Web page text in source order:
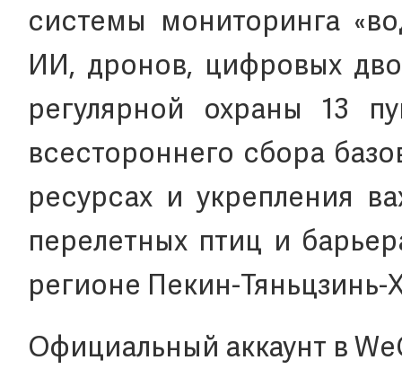
системы мониторинга
ИИ, дронов, цифровых
регулярной охраны 13
всестороннего сбора
ресурсах и укрепления
перелетных птиц и
регионе Пекин-Тяньцзинь-
Официальный аккаунт в